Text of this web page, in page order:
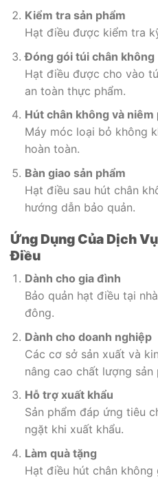
Kiểm tra sản phẩm
Hạt điều được kiểm tra
Đóng gói túi chân không
Hạt điều được cho vào
an toàn thực phẩm.
Hút chân không và niêm
Máy móc loại bỏ không
hoàn toàn.
Bàn giao sản phẩm
Hạt điều sau hút chân
hướng dẫn bảo quản.
Ứng Dụng Của Dịch
Điều
Dành cho gia đình
Bảo quản hạt điều tại
đông.
Dành cho doanh nghiệp
Các cơ sở sản xuất và
nâng cao chất lượng sản
Hỗ trợ xuất khẩu
Sản phẩm đáp ứng tiêu
ngặt khi xuất khẩu.
Làm quà tặng
Hạt điều hút chân